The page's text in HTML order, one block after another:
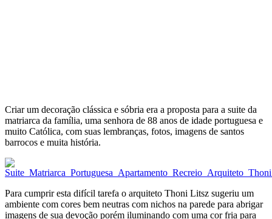
Criar um decoração clássica e sóbria era a proposta para a suite da
matriarca da família, uma senhora de 88 anos de idade portuguesa e
muito Católica, com suas lembranças, fotos, imagens de santos
barrocos e muita história.
Para cumprir esta difícil tarefa o arquiteto Thoni Litsz sugeriu um
ambiente com cores bem neutras com nichos na parede para abrigar
imagens de sua devoção porém iluminando com uma cor fria para